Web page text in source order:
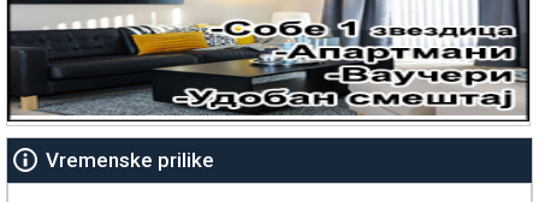
Vremenske prilike